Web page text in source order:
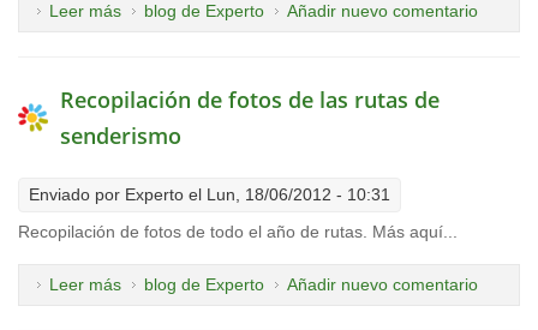
Leer más sobre VISITA DE LA ASOCIACIÓN DE MUJERES ADIM
DE SANTA BRÍGIDA
blog de Experto Añadir nuevo comentario
Recopilación de fotos de las rutas de
senderismo
Enviado por Experto el Lun, 18/06/2012 - 10:31
Recopilación de fotos de todo el año de rutas. Más aquí...
Leer más sobre Recopilación de fotos de las rutas de
senderismo
blog de Experto Añadir nuevo comentario